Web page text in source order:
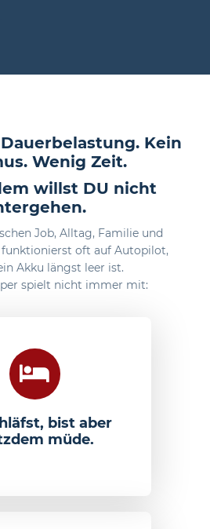
Kein
Wenig Zeit.
willst DU nicht
Job, Alltag, Familie und
oft auf Autopilot,
Akku längst leer ist.
spielt nicht immer mit:
bist aber
müde.